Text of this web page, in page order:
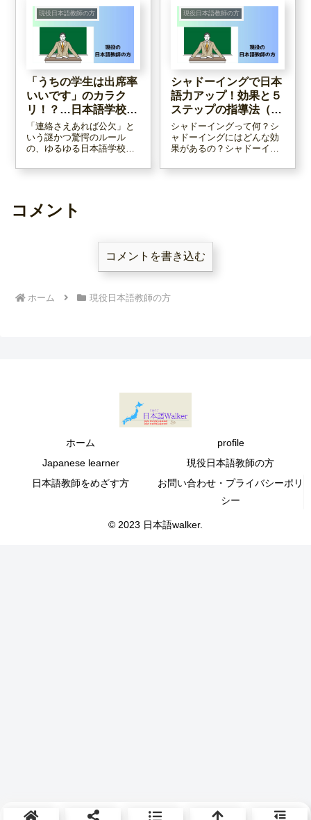
集めてみました。授業への
取り入れ方も一例ご紹介し
ています。
げ、健全化につながると思
います。もちろん、自分の
心や体を守るためにもなり
ます！
現役日本語教師の方
「うちの学生は出席率
いいです」のカラク
リ！？…日本語学校ガ
チャの恐怖！？
「連絡さえあれば公欠」と
いう謎かつ驚愕のルール
の、ゆるゆる日本語学校が
課となるスバルタ日本語学
の定義。留学生の人生を左
右する出席率の裏側にモヤ
現役日本語教師の方
シャドーイングで日本
語力アップ！効果と５
ステップの指導法（学
習法）
シャドーイングって何？シ
ャドーイングにはどんな効
果があるの？シャドーイン
いいの？…そんな疑問をお
コメント
コメントを書き込む
ホーム 現役日本語教師の方
ホーム
profile
Japanese learner
現役日本語教師の方
日本語教師をめざす方
お問い合わせ・プライバシーポリ
シー
© 2023 日本語walker.